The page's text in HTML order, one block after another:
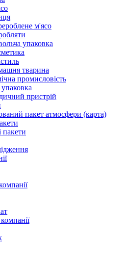
м'ясо
упаковка
тварина
промисловість
пристрій
пакет атмосфери (карта)
пакети